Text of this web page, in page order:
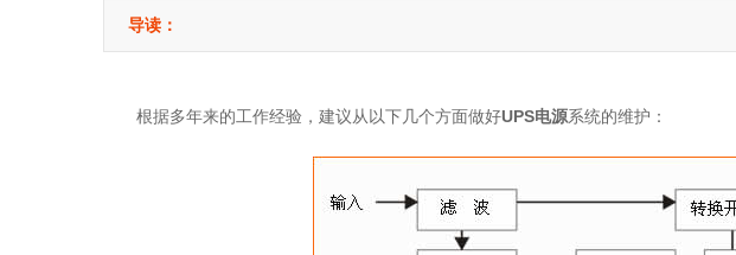
导读：
根据多年来的工作经验，建议从以下几个方面做好UPS电源系统的维护：